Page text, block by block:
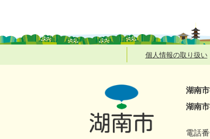
個人情報の取り扱い
湖南
湖南
電話